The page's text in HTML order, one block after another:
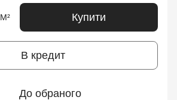
М² Купити
В кредит
До обраного